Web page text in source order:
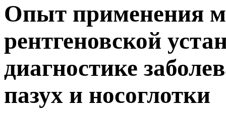
Опыт применения
рентгеновской
диагностике
пазух и носоглотки